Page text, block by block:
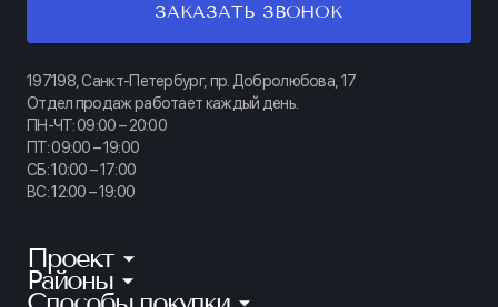
ЗАКАЗАТЬ ЗВОНОК
197198, Санкт-Петербург, пр. Добролюбова, 17
Отдел продаж работает каждый день.
ПН-ЧТ: 09:00 – 20:00
ПТ: 09:00 – 19:00
СБ: 10:00 – 17:00
ВС: 12:00 – 19:00
Проект
КИНОПАРК
Районы
Калининский